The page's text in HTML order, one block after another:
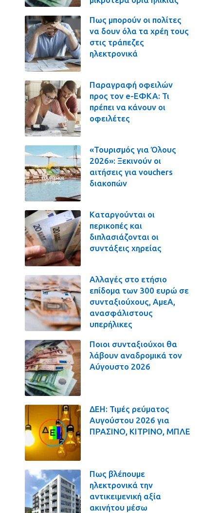
Πως μπορούν οι πολίτες
να δουν όλα τα χρέη τους
στις τράπεζες
ηλεκτρονικά
Παραγραφή οφειλών
προς τον e-ΕΦΚΑ: Τι
πρέπει να κάνουν οι
οφειλέτες
«Τουρισμός για Όλους
2026»: Ξεκινούν οι
αιτήσεις για vouchers
διακοπών
Καταργούνται οι
περικοπές και
διπλασιάζονται οι
συντάξεις χηρείας
Αλλαγές στο ετήσιο
επίδομα των 300 ευρώ σε
συνταξιούχους, ΑμεΑ,
ανασφάλιστους
υπερήλικες
Ποιοι συνταξιούχοι θα
λάβουν αναδρομικά τον
Αύγουστο 2026
ΔΕΗ: Τιμές ρεύματος
Αυγούστου 2026 για
ΠΡΑΣΙΝΟ, ΚΙΤΡΙΝΟ, ΜΠΛΕ
Πως βλέπουμε
ηλεκτρονικά την
αντικειμενική αξία
ακινήτου μέσω